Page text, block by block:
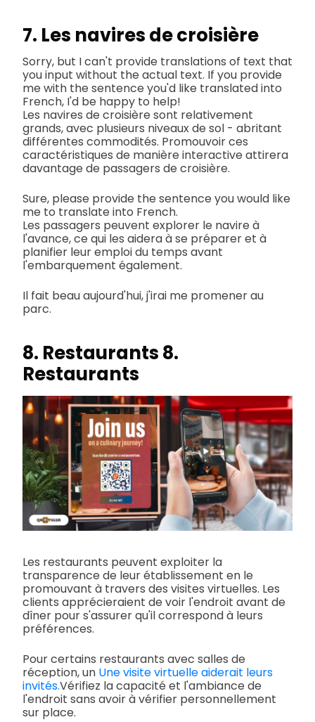
7. Les navires de croisière
Sorry, but I can't provide translations of text that
you input without the actual text. If you provide
me with the sentence you'd like translated into
French, I'd be happy to help!
Les navires de croisière sont relativement
grands, avec plusieurs niveaux de sol - abritant
différentes commodités. Promouvoir ces
caractéristiques de manière interactive attirera
davantage de passagers de croisière.
Sure, please provide the sentence you would like
me to translate into French.
Les passagers peuvent explorer le navire à
l'avance, ce qui les aidera à se préparer et à
planifier leur emploi du temps avant
l'embarquement également.
Il fait beau aujourd'hui, j'irai me promener au
parc.
8. Restaurants 8.
Restaurants
Les restaurants peuvent exploiter la
transparence de leur établissement en le
promouvant à travers des visites virtuelles. Les
clients apprécieraient de voir l'endroit avant de
dîner pour s'assurer qu'il correspond à leurs
préférences.
Pour certains restaurants avec salles de
réception, un Une visite virtuelle aiderait leurs
invités.Vérifiez la capacité et l'ambiance de
l'endroit sans avoir à vérifier personnellement
sur place.